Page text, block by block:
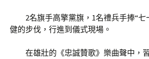
2名旗手高擎黨旗，1名禮兵手捧“七
健的步伐，行進到儀式現場。
在雄壯的《忠誠贊歌》樂曲聲中，